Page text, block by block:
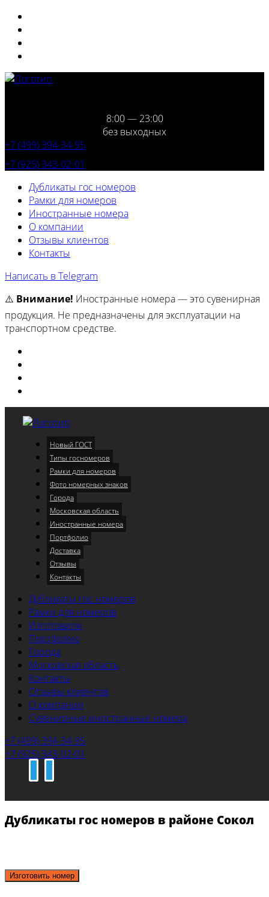
8:00 — 23:00
без выходных
+7 (499) 394-34-95
+7 (925) 343-02-01
Дубликаты гос номеров
Рамки для номеров
Иностранные номера
О компании
Отзывы клиентов
Контакты
Написать в Telegram
⚠️ Внимание! Иностранные номера — это сувенирная
продукция. Не предназначены для эксплуатации на
транспортном средстве.
Меню
Новый ГОСТ
Типы госномеров
Рамки для номеров
Фото номерных знаков
Города
Московская область
Иностранные номера
Портфолио
Доставка
Отзывы
Контакты
Дубликаты гос номеров
Рамки для номеров
Изготовили
Портфолио
Города
Московская область
Контакты
Отзывы клиентов
О компании
Сувенирные иностранные номера
+7 (499) 394-34-95
+7 (925) 343-02-01
Дубликаты гос номеров в районе Сокол
Изготовить номер